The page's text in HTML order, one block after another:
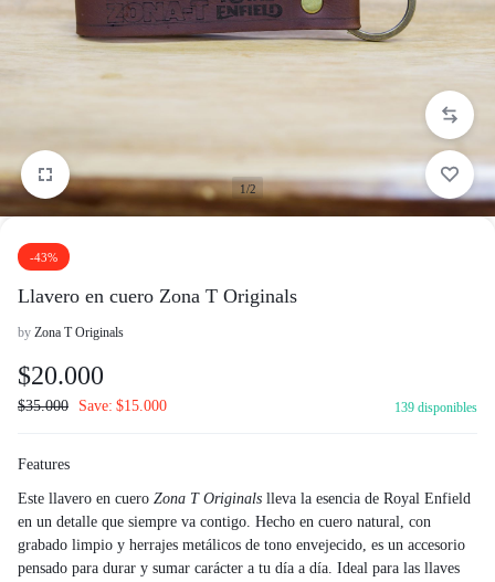
1/2
-43%
Llavero en cuero Zona T Originals
by Zona T Originals
$20.000
$35.000 Save: $15.000 139 disponibles
Features
Este llavero en cuero Zona T Originals lleva la esencia de Royal Enfield
en un detalle que siempre va contigo. Hecho en cuero natural, con
grabado limpio y herrajes metálicos de tono envejecido, es un accesorio
pensado para durar y sumar carácter a tu día a día. Ideal para las llaves